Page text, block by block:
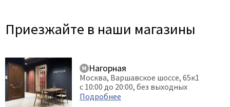
Приезжайте в наши магазины
Нагорная
Москва, Варшавское шоссе, 65к1
с 10:00 до 20:00, без выходных
Подробнее